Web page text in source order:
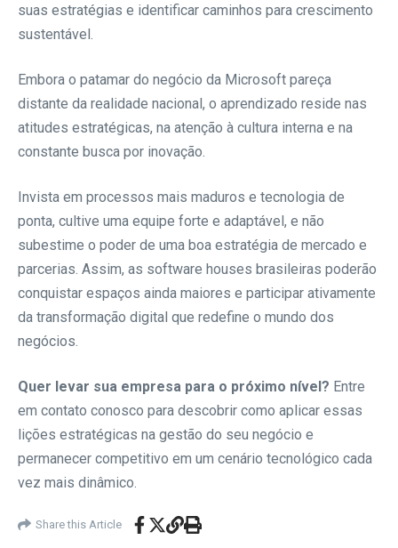
suas estratégias e identificar caminhos para crescimento
sustentável.
Embora o patamar do negócio da Microsoft pareça
distante da realidade nacional, o aprendizado reside nas
atitudes estratégicas, na atenção à cultura interna e na
constante busca por inovação.
Invista em processos mais maduros e tecnologia de
ponta, cultive uma equipe forte e adaptável, e não
subestime o poder de uma boa estratégia de mercado e
parcerias. Assim, as software houses brasileiras poderão
conquistar espaços ainda maiores e participar ativamente
da transformação digital que redefine o mundo dos
negócios.
Quer levar sua empresa para o próximo nível? Entre
em contato conosco para descobrir como aplicar essas
lições estratégicas na gestão do seu negócio e
permanecer competitivo em um cenário tecnológico cada
vez mais dinâmico.
Share this Article